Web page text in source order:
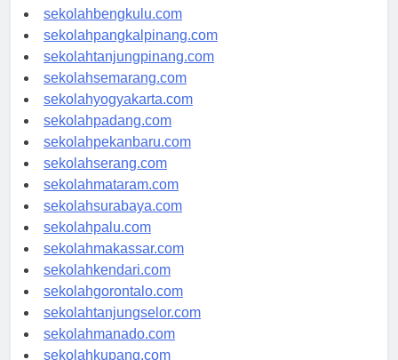
sekolahaceh.com
sekolahbengkulu.com
sekolahpangkalpinang.com
sekolahtanjungpinang.com
sekolahsemarang.com
sekolahyogyakarta.com
sekolahpadang.com
sekolahpekanbaru.com
sekolahserang.com
sekolahmataram.com
sekolahsurabaya.com
sekolahpalu.com
sekolahmakassar.com
sekolahkendari.com
sekolahgorontalo.com
sekolahtanjungselor.com
sekolahmanado.com